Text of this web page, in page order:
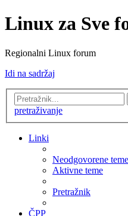
Linux za Sve
Regionalni Linux forum
Idi na sadržaj
pretraživanje
Linki
Neodgovorene teme
Aktivne teme
Pretražnik
ČPP